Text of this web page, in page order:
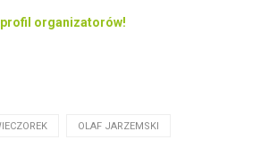
profil organizatorów!
OLAF JARZEMSKI